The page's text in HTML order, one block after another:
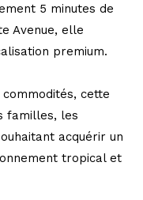
5 minutes de
Avenue, elle
premium.
cette
familles, les
acquérir un
tropical et